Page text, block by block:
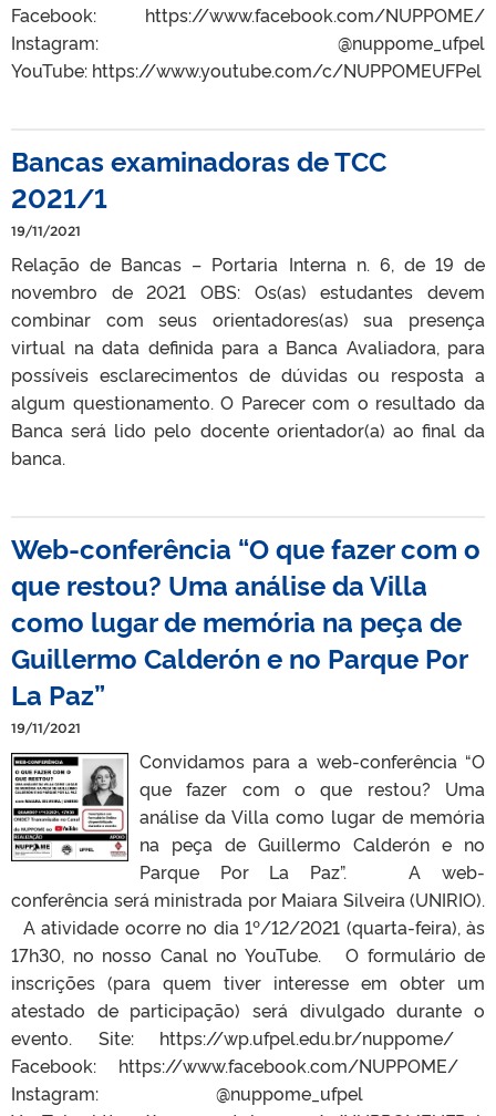
Facebook: https://www.facebook.com/NUPPOME/
Instagram: @nuppome_ufpel
YouTube: https://www.youtube.com/c/NUPPOMEUFPel
Bancas examinadoras de TCC
2021/1
19/11/2021
Relação de Bancas – Portaria Interna n. 6, de 19 de
novembro de 2021 OBS: Os(as) estudantes devem
combinar com seus orientadores(as) sua presença
virtual na data definida para a Banca Avaliadora, para
possíveis esclarecimentos de dúvidas ou resposta a
algum questionamento. O Parecer com o resultado da
Banca será lido pelo docente orientador(a) ao final da
banca.
Web-conferência “O que fazer com o
que restou? Uma análise da Villa
como lugar de memória na peça de
Guillermo Calderón e no Parque Por
La Paz”
19/11/2021
Convidamos para a web-conferência “O
que fazer com o que restou? Uma
análise da Villa como lugar de memória
na peça de Guillermo Calderón e no
Parque Por La Paz”. A web-
conferência será ministrada por Maiara Silveira (UNIRIO).
A atividade ocorre no dia 1º/12/2021 (quarta-feira), às
17h30, no nosso Canal no YouTube. O formulário de
inscrições (para quem tiver interesse em obter um
atestado de participação) será divulgado durante o
evento. Site: https://wp.ufpel.edu.br/nuppome/
Facebook: https://www.facebook.com/NUPPOME/
Instagram: @nuppome_ufpel